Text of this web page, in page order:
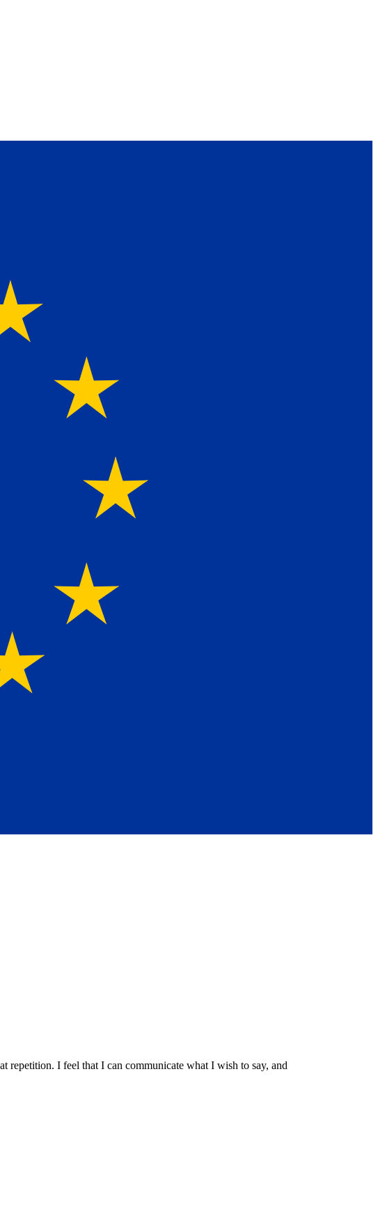
repetition. I feel that I can communicate what I wish to say, and